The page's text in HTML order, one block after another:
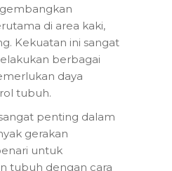
di area kaki,
Kekuatan ini sangat
berbagai
daya
tubuh.
penting dalam
gerakan
untuk
tubuh dengan cara